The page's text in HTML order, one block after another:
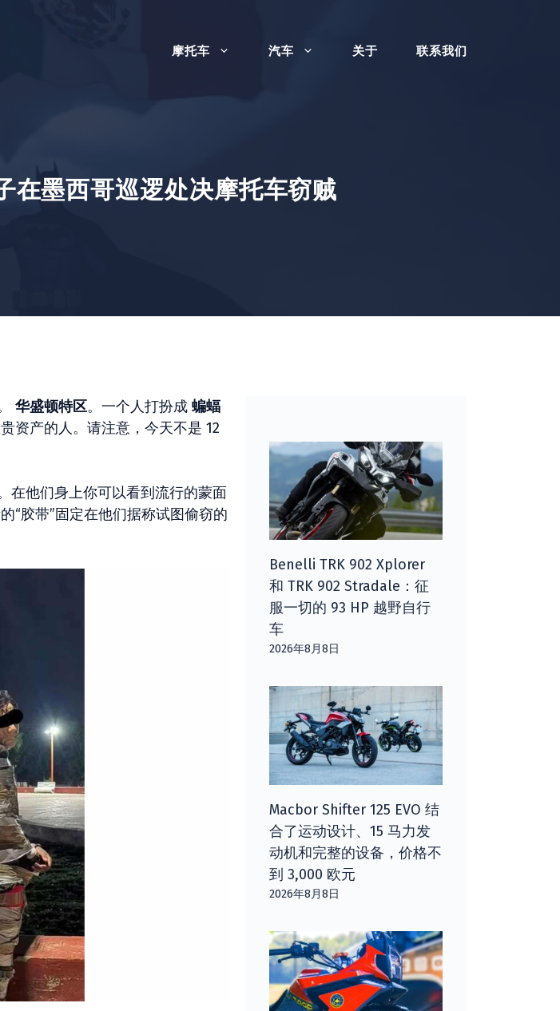
摩托车 汽车 关于 联系我们
在墨西哥巡逻处决摩托车窃贼
华盛顿特区。一个人打扮成 蝙蝠
资产的人。请注意，今天不是 12
在他们身上你可以看到流行的蒙面
“胶带”固定在他们据称试图偷窃的
Benelli TRK 902 Xplorer
和 TRK 902 Stradale：征
服一切的 93 HP 越野自行
车
2026年8月8日
Macbor Shifter 125 EVO 结
合了运动设计、15 马力发
动机和完整的设备，价格不
到 3,000 欧元
2026年8月8日